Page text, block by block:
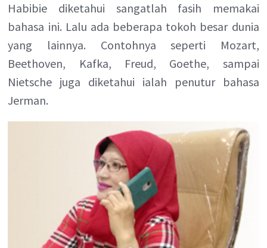
Habibie diketahui sangatlah fasih memakai
bahasa ini. Lalu ada beberapa tokoh besar dunia
yang lainnya. Contohnya seperti Mozart,
Beethoven, Kafka, Freud, Goethe, sampai
Nietsche juga diketahui ialah penutur bahasa
Jerman.